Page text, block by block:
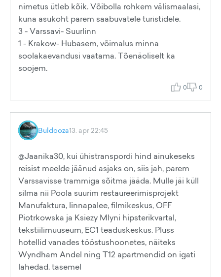
nimetus ütleb kõik. Võibolla rohkem välismaalasi,
kuna asukoht parem saabuvatele turistidele.
3 - Varssavi- Suurlinn
1 - Krakow- Hubasem, võimalus minna
soolakaevandusi vaatama. Tõenäoliselt ka
soojem.
0 0
Buldooza13. apr 22:45
@Jaanika30, kui ühistranspordi hind ainukeseks
reisist meelde jäänud asjaks on, siis jah, parem
Varssavisse trammiga sõitma jääda. Mulle jäi küll
silma nii Poola suurim restaureerimisprojekt
Manufaktura, linnapalee, filmikeskus, OFF
Piotrkowska ja Ksiezy Mlyni hipsterikvartal,
tekstiilimuuseum, EC1 teaduskeskus. Pluss
hotellid vanades tööstushoonetes, näiteks
Wyndham Andel ning T12 apartmendid on igati
lahedad. tasemel